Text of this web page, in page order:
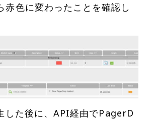
赤色に変わったことを確認し
した後に、API経由でPagerD